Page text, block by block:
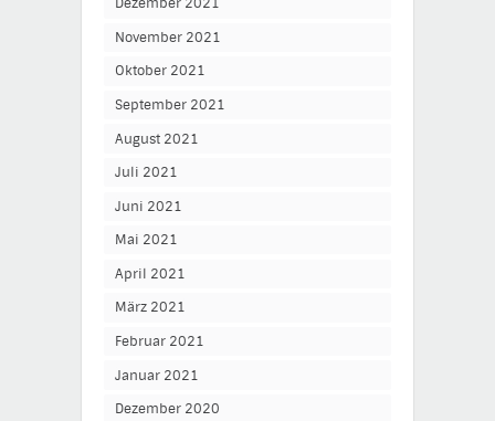
Dezember 2021
November 2021
Oktober 2021
September 2021
August 2021
Juli 2021
Juni 2021
Mai 2021
April 2021
März 2021
Februar 2021
Januar 2021
Dezember 2020